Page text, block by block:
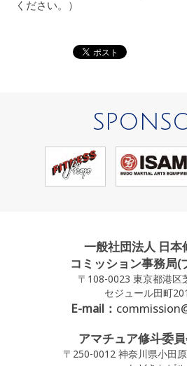
ください。）
一般社団法人 日本
コミッション事務局(
〒108-0023 東京都港区
セジュール田町
E-mail：
アマチュア修斗委
〒250-0012 神奈川県小田